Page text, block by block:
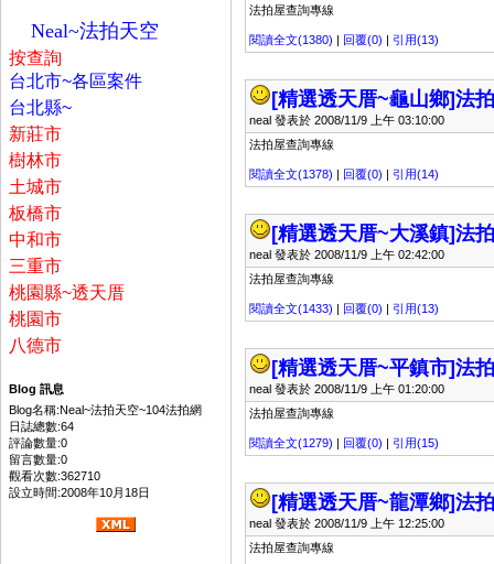
Neal~法拍天空
按查詢
台北市~各區案件
台北縣~
新莊市
樹林市
土城市
板橋市
中和市
三重市
桃園縣~透天厝
桃園市
八德市
Blog 訊息
Blog名稱:Neal~法拍天空~104法拍網
日誌總數:64
評論數量:0
留言數量:0
觀看次數:362710
設立時間:2008年10月18日
法拍屋查詢專線
閱讀全文(1380) | 回覆(0) | 引用(13)
[精選透天厝~龜山鄉]法
neal 發表於 2008/11/9 上午 03:10:00
法拍屋查詢專線
閱讀全文(1378) | 回覆(0) | 引用(14)
[精選透天厝~大溪鎮]法
neal 發表於 2008/11/9 上午 02:42:00
法拍屋查詢專線
閱讀全文(1433) | 回覆(0) | 引用(13)
[精選透天厝~平鎮市]法
neal 發表於 2008/11/9 上午 01:20:00
法拍屋查詢專線
閱讀全文(1279) | 回覆(0) | 引用(15)
[精選透天厝~龍潭鄉]法
neal 發表於 2008/11/9 上午 12:25:00
法拍屋查詢專線